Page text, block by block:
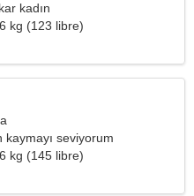
kadın
kg (123 libre)
kaymayı seviyorum
kg (145 libre)